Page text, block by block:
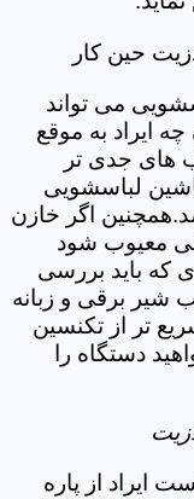
حین کار
می تواند
ایراد به موقع
های جدی تر
لباسشویی
اگر خازن
معیوب شود
که باید بررسی
شیر برقی و زبانه
تر از تکنسین
دستگاه را
از پاره